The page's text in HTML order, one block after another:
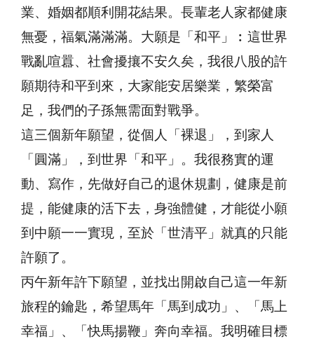
業、婚姻都順利開花結果。長輩老人家都健康
無憂，福氣滿滿滿。大願是「和平」︰這世界
戰亂喧囂、社會擾攘不安久矣，我很八股的許
願期待和平到來，大家能安居樂業，繁榮富
足，我們的子孫無需面對戰爭。
這三個新年願望，從個人「裸退」，到家人
「圓滿」，到世界「和平」。我很務實的運
動、寫作，先做好自己的退休規劃，健康是前
提，能健康的活下去，身強體健，才能從小願
到中願一一實現，至於「世清平」就真的只能
許願了。
丙午新年許下願望，並找出開啟自己這一年新
旅程的鑰匙，希望馬年「馬到成功」、「馬上
幸福」、「快馬揚鞭」奔向幸福。我明確目標